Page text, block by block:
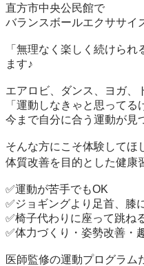
直方市中央公民館で
バランスボールエクササイ
「無理なく楽しく続けら
ます♪
エアロビ、ダンス、ヨガ、
「運動しなきゃと思ってる
今まで自分に合う運動が見
そんな方にこそ体験してほ
体質改善を目的とした健康
✅運動が苦手でもOK
✅ジョギングより足首、膝
✅椅子代わりに座って跳ね
✅体力づくり・姿勢改善・
医師監修の運動プログラム